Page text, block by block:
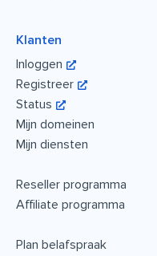
Klanten
Inloggen
Registreer
Status
Mijn domeinen
Mijn diensten
Reseller programma
Affiliate programma
Plan belafspraak